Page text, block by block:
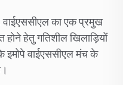
वाईएससीएल का एक प्रमुख
होने हेतु गतिशील खिलाड़ियों
इमोपे वाईएससीएल मंच के